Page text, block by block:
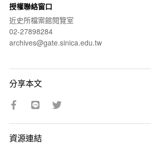
授權聯絡窗口
近史所檔案館閱覽室
02-27898284
archives@gate.sinica.edu.tw
分享本文
資源連結